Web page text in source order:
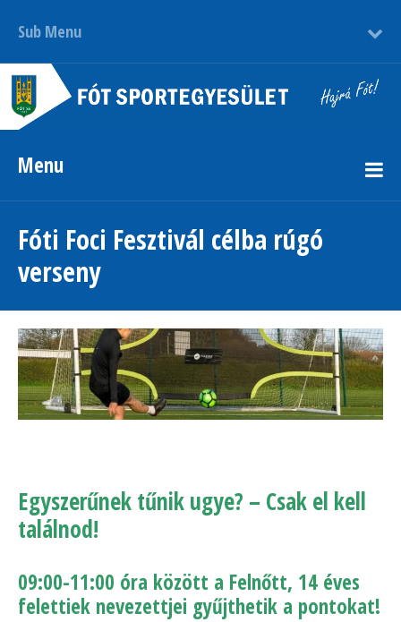
Sub Menu
Menu
Fóti Foci Fesztivál célba rúgó
verseny
Egyszerűnek tűnik ugye? – Csak el kell
találnod!
09:00-11:00 óra között a Felnőtt, 14 éves
felettiek nevezettjei gyűjthetik a pontokat!